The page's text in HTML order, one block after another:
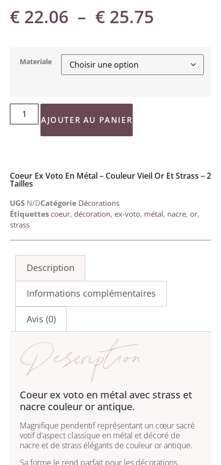
€ 22.06 – € 25.75
Materiale
AJOUTER AU PANIER
Coeur Ex Voto En Métal – Couleur Vieil Or Et Strass – 2
Tailles
UGS N/DCatégorie Décorations
Étiquettes coeur, décoration, ex-voto, métal, nacre, or,
strass
Description
Informations complémentaires
Avis (0)
Description
Coeur ex voto en métal avec strass et
nacre couleur or antique.
Magnifique pendentif représentant un cœur sacré
votif d’aspect classique en métal et décoré de
nacre et de strass élégants de couleur or antique.
Sa forme le rend parfait pour les décorations.